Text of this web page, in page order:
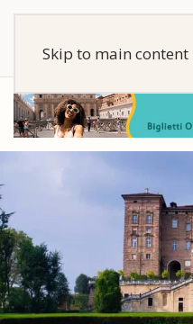
Skip to main content